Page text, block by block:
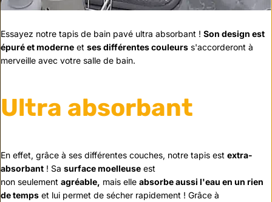
Essayez notre tapis de bain pavé ultra absorbant ! Son design est
épuré et moderne et ses différentes couleurs s'accorderont à
merveille avec votre salle de bain.
Ultra absorbant
En effet, grâce à ses différentes couches, notre tapis est extra-
absorbant ! Sa surface moelleuse est
non seulement agréable, mais elle absorbe aussi l'eau en un rien
de temps et lui permet de sécher rapidement ! Grâce à